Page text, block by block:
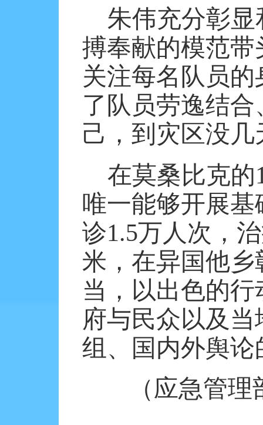
朱伟充分彰
搏奉献的模范
关注每名队员
了队员劳逸结
己，到灾区没
在莫桑比克的
唯一能够开展
诊1.5万人次，
米，在异国他
当，以出色的
府与民众以及
组、国内外舆
（应急管